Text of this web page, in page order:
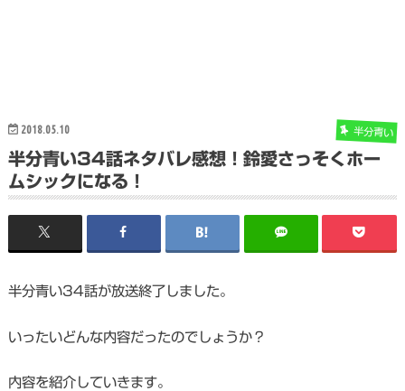
2018.05.10 半分青い
半分青い34話ネタバレ感想！鈴愛さっそくホー
ムシックになる！
半分青い34話が放送終了しました。
いったいどんな内容だったのでしょうか？
内容を紹介していきます。